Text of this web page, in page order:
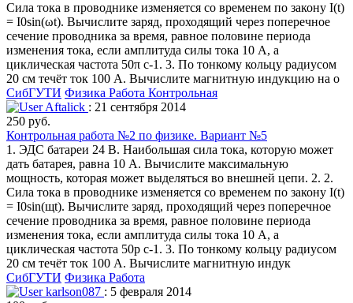
Сила тока в проводнике изменяется со временем по закону I(t)
= I0sin(ωt). Вычислите заряд, проходящий через поперечное
сечение проводника за время, равное половине периода
изменения тока, если амплитуда силы тока 10 А, а
циклическая частота 50π c-1. 3. По тонкому кольцу радиусом
20 см течёт ток 100 А. Вычислите магнитную индукцию на о
СибГУТИ Физика Работа Контрольная
Aftalick : 21 сентября 2014
250 руб.
Контрольная работа №2 по физике. Вариант №5
1. ЭДС батареи 24 В. Наибольшая сила тока, которую может
дать батарея, равна 10 А. Вычислите максимальную
мощность, которая может выделяться во внешней цепи. 2. 2.
Сила тока в проводнике изменяется со временем по закону I(t)
= I0sin(щt). Вычислите заряд, проходящий через поперечное
сечение проводника за время, равное половине периода
изменения тока, если амплитуда силы тока 10 А, а
циклическая частота 50р c-1. 3. По тонкому кольцу радиусом
20 см течёт ток 100 А. Вычислите магнитную индук
СибГУТИ Физика Работа
karlson087 : 5 февраля 2014